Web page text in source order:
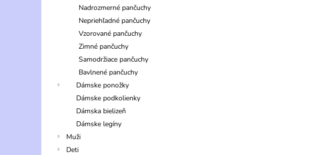
Nadrozmerné pančuchy
Nepriehľadné pančuchy
Vzorované pančuchy
Zimné pančuchy
Samodržiace pančuchy
Bavlnené pančuchy
Dámske ponožky
Dámske podkolienky
Dámska bielizeň
Dámske legíny
Muži
Deti